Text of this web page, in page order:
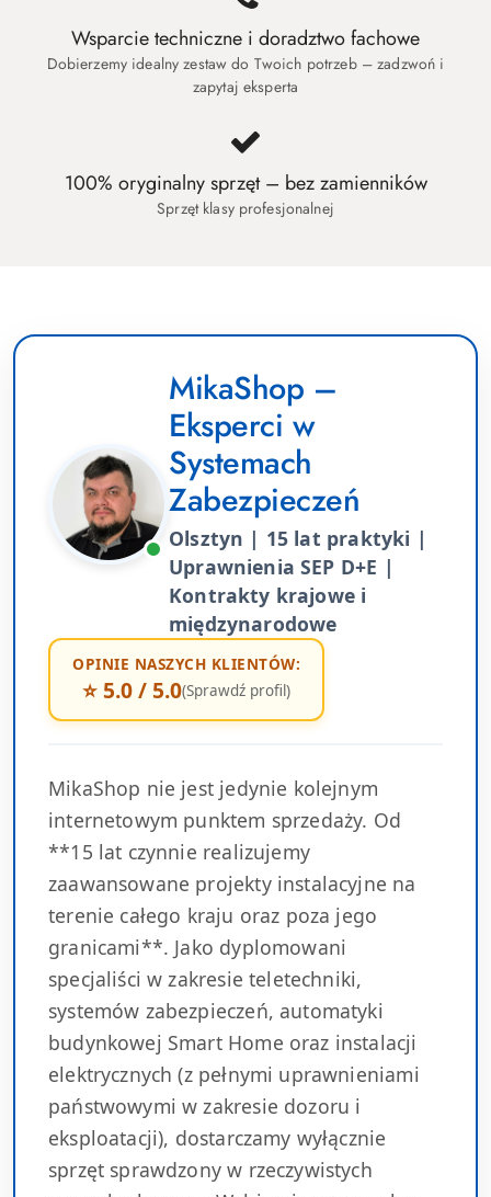
Wsparcie techniczne i doradztwo fachowe
Dobierzemy idealny zestaw do Twoich potrzeb – zadzwoń i
zapytaj eksperta
100% oryginalny sprzęt – bez zamienników
Sprzęt klasy profesjonalnej
MikaShop –
Eksperci w
Systemach
Zabezpieczeń
Olsztyn | 15 lat praktyki |
Uprawnienia SEP D+E |
Kontrakty krajowe i
międzynarodowe
OPINIE NASZYCH KLIENTÓW:
⭐ 5.0 / 5.0(Sprawdź profil)
MikaShop nie jest jedynie kolejnym
internetowym punktem sprzedaży. Od
**15 lat czynnie realizujemy
zaawansowane projekty instalacyjne na
terenie całego kraju oraz poza jego
granicami**. Jako dyplomowani
specjaliści w zakresie teletechniki,
systemów zabezpieczeń, automatyki
budynkowej Smart Home oraz instalacji
elektrycznych (z pełnymi uprawnieniami
państwowymi w zakresie dozoru i
eksploatacji), dostarczamy wyłącznie
sprzęt sprawdzony w rzeczywistych